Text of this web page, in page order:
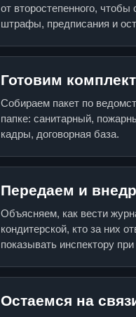
от второстепенного, чтобы
штрафы, предписания и
Готовим комплект
Собираем пакет по
папке: санитарный,
кадры, договорная база.
Передаем и
Объясняем, как вести
кондитерской, кто за них
показывать инспектору
Остаемся на